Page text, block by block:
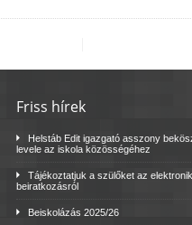
Friss hírek
Helstáb Edit igazgató asszony
levele az iskola közösségéhez
Tájékoztatjuk a szülőket az
beiratkozásról
Beiskolázás 2025/26